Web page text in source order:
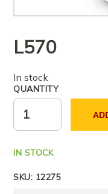
L570
In stock
QUANTITY
IN STOCK
SKU: 12275